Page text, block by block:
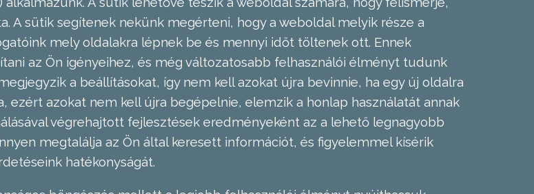
A sütik segítenek nekünk megérteni, hogy a weboldal melyik része a
mely oldalakra lépnek be és mennyi időt töltenek ott. Ennek
az Ön igényeihez, és még változatosabb felhasználói élményt tudunk
a beállításokat, így nem kell azokat újra bevinnie, ha egy új oldalra
ezért azokat nem kell újra begépelnie, elemzik a honlap használatát annak
végrehajtott fejlesztések eredményeként az a lehető legnagyobb
megtalálja az Ön által keresett információt, és figyelemmel kísérik
hatékonyságát.